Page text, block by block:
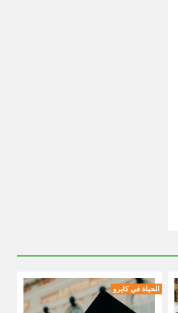
الحياة في كايرو